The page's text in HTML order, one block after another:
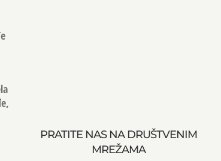
PRATITE NAS NA DRUŠTVENIM
MREŽAMA